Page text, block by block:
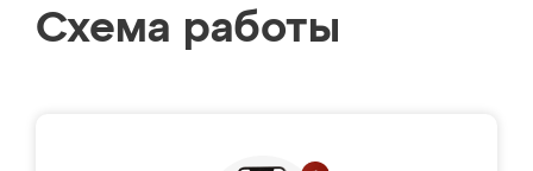
Схема работы